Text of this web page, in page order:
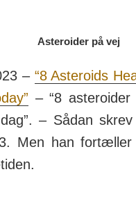
Asteroider på vej
– “8 Asteroids
– “8
– Sådan
Men han for­tæller